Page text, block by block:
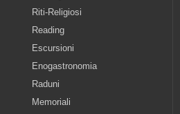
Riti-Religiosi
Reading
Escursioni
Enogastronomia
Raduni
Memoriali